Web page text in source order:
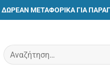
ΔΩΡΕΑΝ ΜΕΤΑΦΟΡΙΚΑ ΓΙΑ
Αναζήτηση
για: